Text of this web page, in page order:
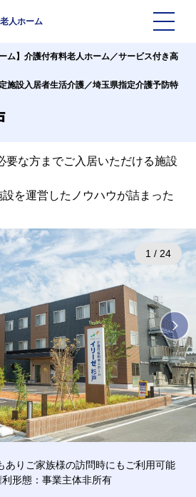
人ホーム
リーゼとは
る理由
の知識
すく説明
保険の基本
資料請求
会社概要 オーナー募集
ーム】介護付有料老人ホーム／サービス付き高
施設入居者生活介護／埼玉県指定介護予防特
要な方までご入居いただける施設
を運営したノウハウが詰まった
ありご家族様の訪問時にもご利用可能
形態：事業主体非所有
1 / 24